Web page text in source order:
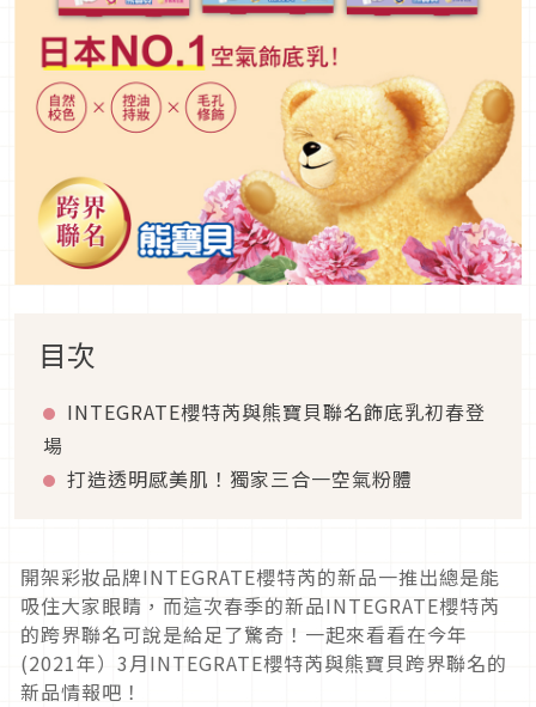
目次
INTEGRATE櫻特芮與熊寶貝聯名飾底乳初春登
場
打造透明感美肌！獨家三合一空氣粉體
開架彩妝品牌INTEGRATE櫻特芮的新品一推出總是能
吸住大家眼睛，而這次春季的新品INTEGRATE櫻特芮
的跨界聯名可說是給足了驚奇！一起來看看在今年
(2021年）3月INTEGRATE櫻特芮與熊寶貝跨界聯名的
新品情報吧！